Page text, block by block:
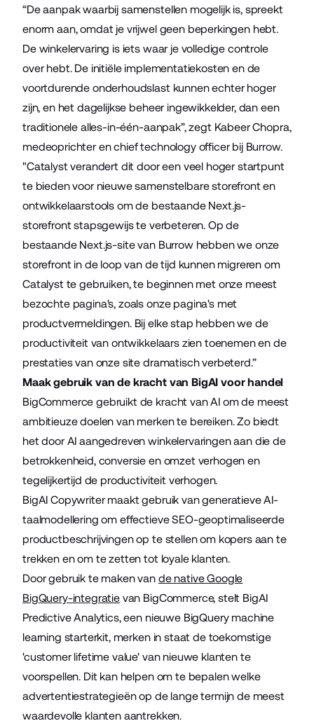
“De aanpak waarbij samenstellen mogelijk is, spreekt
enorm aan, omdat je vrijwel geen beperkingen hebt.
De winkelervaring is iets waar je volledige controle
over hebt. De initiële implementatiekosten en de
voortdurende onderhoudslast kunnen echter hoger
zijn, en het dagelijkse beheer ingewikkelder, dan een
traditionele alles-in-één-aanpak”, zegt Kabeer Chopra,
medeoprichter en chief technology officer bij Burrow.
"Catalyst verandert dit door een veel hoger startpunt
te bieden voor nieuwe samenstelbare storefront en
ontwikkelaarstools om de bestaande Next.js-
storefront stapsgewijs te verbeteren. Op de
bestaande Next.js-site van Burrow hebben we onze
storefront in de loop van de tijd kunnen migreren om
Catalyst te gebruiken, te beginnen met onze meest
bezochte pagina's, zoals onze pagina's met
productvermeldingen. Bij elke stap hebben we de
productiviteit van ontwikkelaars zien toenemen en de
prestaties van onze site dramatisch verbeterd.”
Maak gebruik van de kracht van BigAI voor handel
BigCommerce gebruikt de kracht van AI om de meest
ambitieuze doelen van merken te bereiken. Zo biedt
het door AI aangedreven winkelervaringen aan die de
betrokkenheid, conversie en omzet verhogen en
tegelijkertijd de productiviteit verhogen.
BigAI Copywriter maakt gebruik van generatieve AI-
taalmodellering om effectieve SEO-geoptimaliseerde
productbeschrijvingen op te stellen om kopers aan te
trekken en om te zetten tot loyale klanten.
Door gebruik te maken van de native Google
BigQuery-integratievan BigCommerce, stelt BigAI
Predictive Analytics, een nieuwe BigQuery machine
learning starterkit, merken in staat de toekomstige
'customer lifetime value' van nieuwe klanten te
voorspellen. Dit kan helpen om te bepalen welke
advertentiestrategieën op de lange termijn de meest
waardevolle klanten aantrekken.